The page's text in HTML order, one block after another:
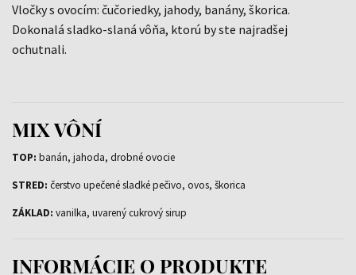
Vločky s ovocím: čučoriedky, jahody, banány, škorica.
Dokonalá sladko-slaná vôňa, ktorú by ste najradšej
ochutnali.
MIX VÔNÍ
TOP: banán, jahoda, drobné ovocie
STRED: čerstvo upečené sladké pečivo, ovos, škorica
ZÁKLAD: vanilka, uvarený cukrový sirup
INFORMÁCIE O PRODUKTE